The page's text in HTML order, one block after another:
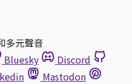
多元聲音
Bluesky
Discord
Mastodon